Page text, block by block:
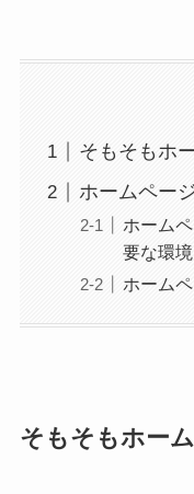
そもそもホ
ホームペー
ホーム
要な環
ホーム
そもそもホー